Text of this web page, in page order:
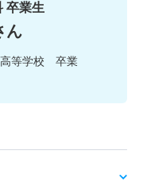
卒業生
ん
高等学校 卒業